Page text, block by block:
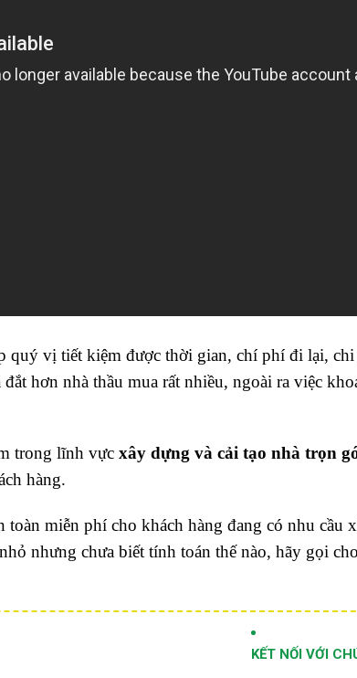
quý vị tiết kiệm được thời gian, chí phí đi lại,
hơn nhà thầu mua rất nhiều, ngoài ra việc
trong lĩnh vực xây dựng và cải tạo nhà trọn
hàng.
miễn phí cho khách hàng đang có nhu cầu
nhưng chưa biết tính toán thế nào, hãy gọi
KẾT NỐI VỚI